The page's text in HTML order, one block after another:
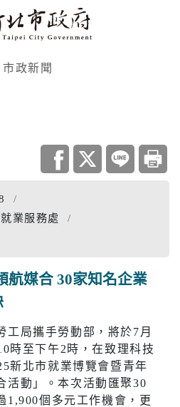
市政新聞
業服務處
航媒合 30家知名企業
工局攜手勞動部，將於7月
時至下午2時，在致理科技
新北市就業博覽會暨青年
活動」。本次活動匯聚30
1,900個多元工作機會，更